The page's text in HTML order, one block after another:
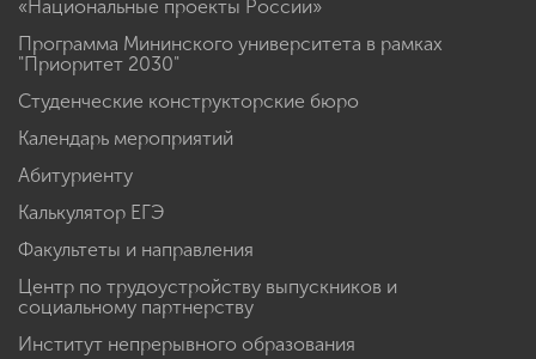
«Национальные проекты России»
Программа Мининского университета в рамках
"Приоритет 2030"
Студенческие конструкторские бюро
Календарь мероприятий
Абитуриенту
Калькулятор ЕГЭ
Факультеты и направления
Центр по трудоустройству выпускников и
социальному партнерству
Институт непрерывного образования